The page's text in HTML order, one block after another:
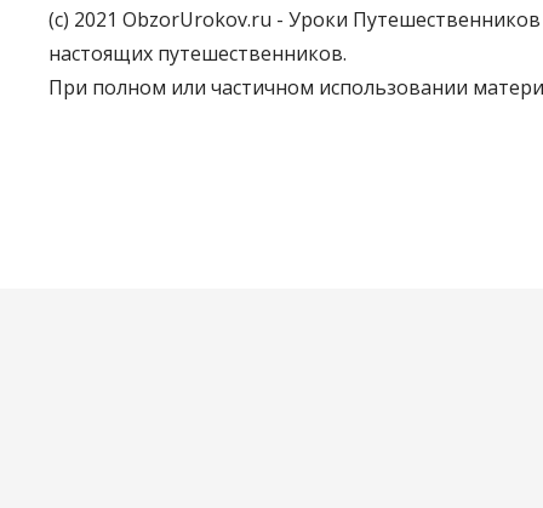
(c) 2021 ObzorUrokov.ru - Уроки
настоящих путешественников.
При полном или частичном использовании